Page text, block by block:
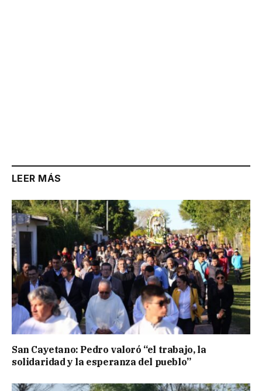
LEER MÁS
San Cayetano: Pedro valoró “el trabajo, la
solidaridad y la esperanza del pueblo”